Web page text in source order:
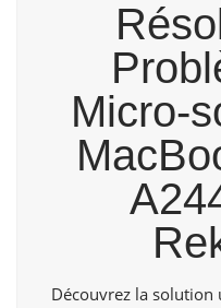
Micro-
Découvrez la